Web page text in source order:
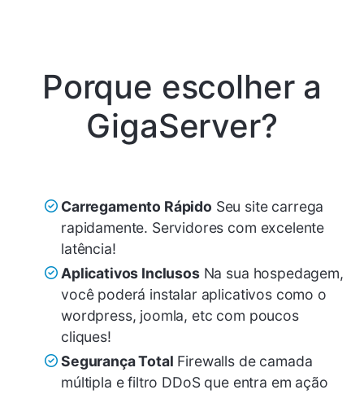
Porque escolher a
GigaServer?
Carregamento Rápido Seu site carrega
rapidamente. Servidores com excelente
latência!
Aplicativos InclusosNa sua hospedagem,
você poderá instalar aplicativos como o
wordpress, joomla, etc com poucos
cliques!
Segurança Total Firewalls de camada
múltipla e filtro DDoS que entra em ação